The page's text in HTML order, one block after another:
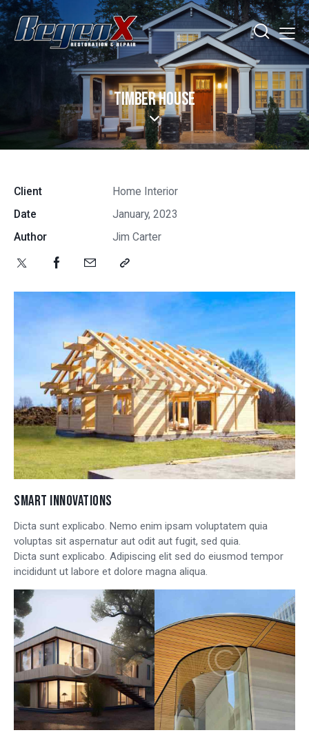
TIMBER HOUSE
Client
Home Interior
Date
January, 2023
Author
Jim Carter
SMART INNOVATIONS
Dicta sunt explicabo. Nemo enim ipsam voluptatem quia
voluptas sit aspernatur aut odit aut fugit, sed quia.
Dicta sunt explicabo. Adipiscing elit sed do eiusmod tempor
incididunt ut labore et dolore magna aliqua.